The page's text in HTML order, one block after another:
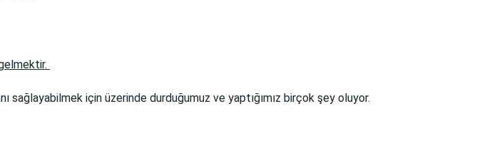
için üzerinde durduğumuz ve yaptığımız birçok şey oluyor.